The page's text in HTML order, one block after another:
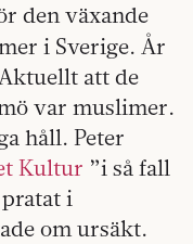
den växande
i Sverige. År
att de
var muslimer.
håll. Peter
Kultur ”i så fall
i
om ursäkt.